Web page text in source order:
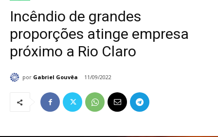
Incêndio de grandes
proporções atinge empresa
próximo a Rio Claro
por Gabriel Gouvêa 11/09/2022